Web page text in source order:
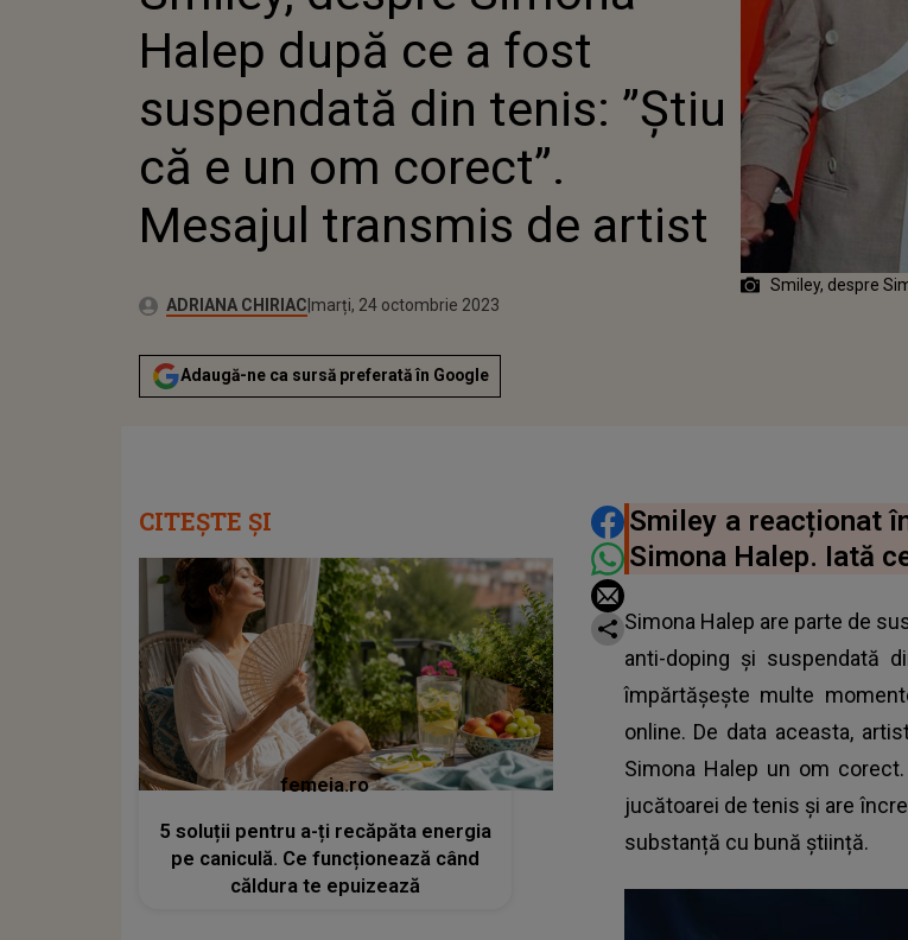
CORECT”. MESAJUL TRANSMIS
DE ARTIST
Halep după ce a fost
suspendată din tenis: ”Știu
că e un om corect”.
Mesajul transmis de artist
Autor:ADRIANA CHIRIACPublicat:
luni, 24 octombrie 2022
Actualizat:
marți, 24 octombrie 2023
Adaugă-ne ca sursă preferată în Google
Smiley, despre
DISTRIBUIE ARTICOLUL
Smiley a reacționat
Simona Halep. Iată
Simona Halep are parte de
anti-doping și suspendată
împărtășește multe
online. De data aceasta,
Simona Halep un om
jucătoarei de tenis și are
substanță cu bună știință.
CITEȘTE ȘI
femeia.ro
5 soluții pentru a-ți recăpăta energia
pe caniculă. Ce funcționează când
căldura te epuizează